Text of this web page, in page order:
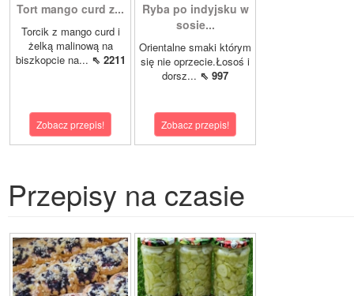
Tort mango curd z...
Torcik z mango curd i
żelką malinową na
biszkopcie na... ⇖ 2211
Zobacz przepis!
Ryba po indyjsku w
sosie...
Orientalne smaki którym
się nie oprzecie.Łosoś i
dorsz... ⇖ 997
Zobacz przepis!
Przepisy na czasie